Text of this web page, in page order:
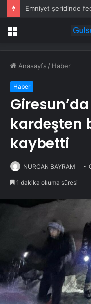
Menü
Anasayfa / Haber
Haber
kardeşten
kaybetti
NURCAN BAYRAM
1 dakika okuma süresi